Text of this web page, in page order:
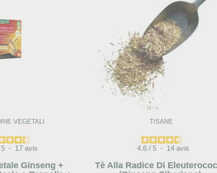
VEGETALI
5 - 17avis
Ginseng +
TISANE
4.6 / 5 - 14avis
Tè Alla Radice Di